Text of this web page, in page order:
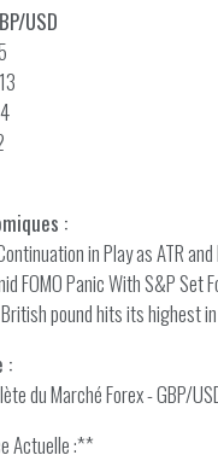
USD
:
in Play as ATR
FOMO Panic With S&P Set
pound hits its highest
:
du Marché Forex - GBP/
Actuelle :**